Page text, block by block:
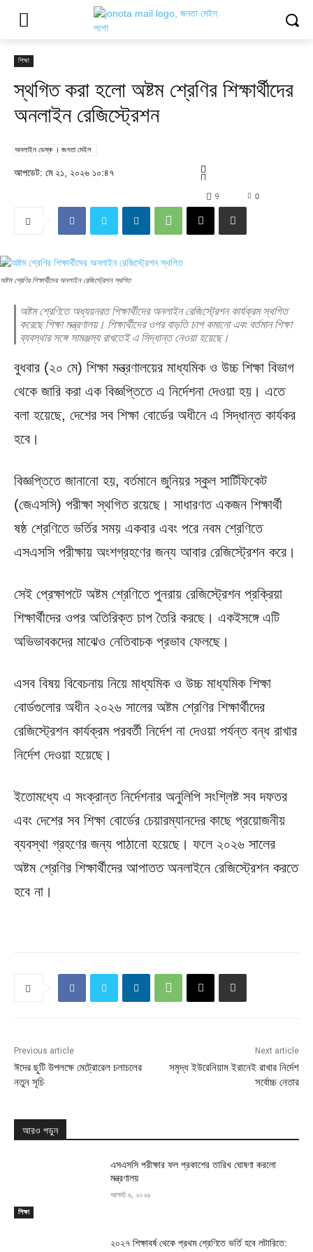
শিক্ষা
স্থগিত করা হলো অষ্টম শ্রেণির শিক্ষার্থীদের
অনলাইন রেজিস্ট্রেশন
অনলাইন ডেস্ক । জনতা মেইল
আপডেট: মে ২১, ২০২৬ ১০:৪৭
0
9
অষ্টম শ্রেণির শিক্ষার্থীদের অনলাইন রেজিস্ট্রেশন স্থগিত
অষ্টম শ্রেণিতে অধ্যয়নরত শিক্ষার্থীদের অনলাইন রেজিস্ট্রেশন কার্যক্রম স্থগিত
করেছে শিক্ষা মন্ত্রণালয়। শিক্ষার্থীদের ওপর বাড়তি চাপ কমানো এবং বর্তমান শিক্ষা
ব্যবস্থার সঙ্গে সামঞ্জস্য রাখতেই এ সিদ্ধান্ত নেওয়া হয়েছে।
বুধবার (২০ মে) শিক্ষা মন্ত্রণালয়ের মাধ্যমিক ও উচ্চ শিক্ষা বিভাগ
থেকে জারি করা এক বিজ্ঞপ্তিতে এ নির্দেশনা দেওয়া হয়। এতে
বলা হয়েছে, দেশের সব শিক্ষা বোর্ডের অধীনে এ সিদ্ধান্ত কার্যকর
হবে।
বিজ্ঞপ্তিতে জানানো হয়, বর্তমানে জুনিয়র স্কুল সার্টিফিকেট
(জেএসসি) পরীক্ষা স্থগিত রয়েছে। সাধারণত একজন শিক্ষার্থী
ষষ্ঠ শ্রেণিতে ভর্তির সময় একবার এবং পরে নবম শ্রেণিতে
এসএসসি পরীক্ষায় অংশগ্রহণের জন্য আবার রেজিস্ট্রেশন করে।
সেই প্রেক্ষাপটে অষ্টম শ্রেণিতে পুনরায় রেজিস্ট্রেশন প্রক্রিয়া
শিক্ষার্থীদের ওপর অতিরিক্ত চাপ তৈরি করছে। একইসঙ্গে এটি
অভিভাবকদের মাঝেও নেতিবাচক প্রভাব ফেলছে।
এসব বিষয় বিবেচনায় নিয়ে মাধ্যমিক ও উচ্চ মাধ্যমিক শিক্ষা
বোর্ডগুলোর অধীন ২০২৬ সালের অষ্টম শ্রেণির শিক্ষার্থীদের
রেজিস্ট্রেশন কার্যক্রম পরবর্তী নির্দেশ না দেওয়া পর্যন্ত বন্ধ রাখার
নির্দেশ দেওয়া হয়েছে।
ইতোমধ্যে এ সংক্রান্ত নির্দেশনার অনুলিপি সংশ্লিষ্ট সব দফতর
এবং দেশের সব শিক্ষা বোর্ডের চেয়ারম্যানদের কাছে প্রয়োজনীয়
ব্যবস্থা গ্রহণের জন্য পাঠানো হয়েছে। ফলে ২০২৬ সালের
অষ্টম শ্রেণির শিক্ষার্থীদের আপাতত অনলাইনে রেজিস্ট্রেশন করতে
হবে না।
Previous article
ঈদের ছুটি উপলক্ষে মেট্রোরেল চলাচলের
নতুন সূচি
Next article
সমৃদ্ধ ইউরেনিয়াম ইরানেই রাখার নির্দেশ
সর্বোচ্চ নেতার
আরও পড়ুন
শিক্ষা
এসএসসি পরীক্ষার ফল প্রকাশের তারিখ ঘোষণা করলো
মন্ত্রণালয়
আগস্ট ৬, ২০২৬
২০২৭ শিক্ষাবর্ষ থেকে প্রথম শ্রেণিতে ভর্তি হবে লটারিতে: